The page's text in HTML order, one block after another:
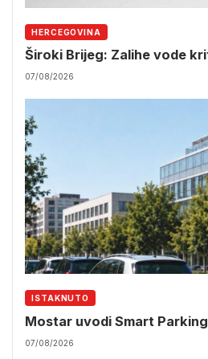
HERCEGOVINA
Široki Brijeg: Zalihe vode
07/08/2026
ISTAKNUTO
Mostar uvodi Smart
07/08/2026